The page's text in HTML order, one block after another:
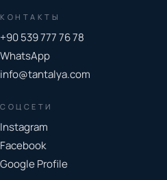
КОНТАКТЫ
+90 539 777 76 78
WhatsApp
info@tantalya.com
СОЦСЕТИ
Instagram
Facebook
Google Profile